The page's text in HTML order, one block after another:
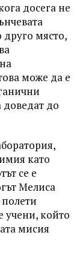
досега не
друго място,
може да е
до
като
се е
Мелиса
учени, който
мисия